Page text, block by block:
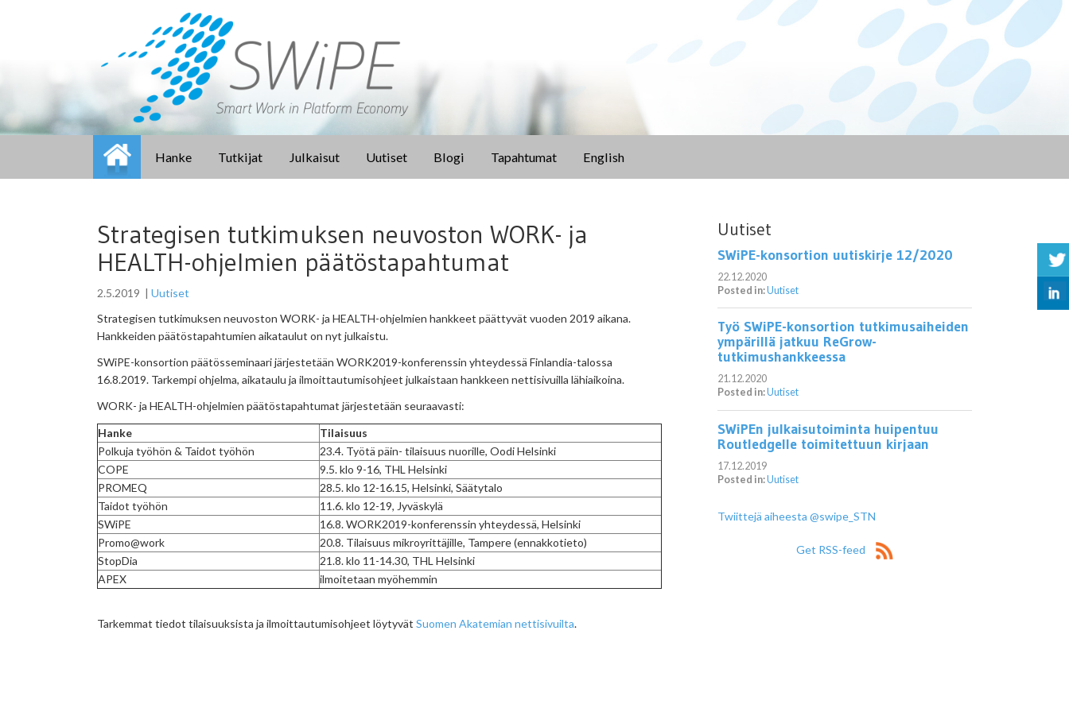
Hanke Tutkijat Julkaisut Uutiset Blogi Tapahtumat English
Strategisen tutkimuksen neuvoston WORK- ja
HEALTH-ohjelmien päätöstapahtumat
2.5.2019 | Uutiset
Strategisen tutkimuksen neuvoston WORK- ja HEALTH-ohjelmien hankkeet päättyvät vuoden 2019 aikana.
Hankkeiden päätöstapahtumien aikataulut on nyt julkaistu.
SWiPE-konsortion päätösseminaari järjestetään WORK2019-konferenssin yhteydessä Finlandia-talossa
16.8.2019. Tarkempi ohjelma, aikataulu ja ilmoittautumisohjeet julkaistaan hankkeen nettisivuilla lähiaikoina.
WORK- ja HEALTH-ohjelmien päätöstapahtumat järjestetään seuraavasti:
Hanke
Tilaisuus
Polkuja työhön & Taidot työhön
23.4. Työtä päin- tilaisuus nuorille, Oodi Helsinki
COPE
9.5. klo 9-16, THL Helsinki
PROMEQ
28.5. klo 12-16.15, Helsinki, Säätytalo
Taidot työhön
11.6. klo 12-19, Jyväskylä
SWiPE
16.8. WORK2019-konferenssin yhteydessä, Helsinki
Promo@work
20.8. Tilaisuus mikroyrittäjille, Tampere (ennakkotieto)
StopDia
21.8. klo 11-14.30, THL Helsinki
APEX
ilmoitetaan myöhemmin
Tarkemmat tiedot tilaisuuksista ja ilmoittautumisohjeet löytyvät Suomen Akatemian nettisivuilta.
Uutiset
SWiPE-konsortion uutiskirje 12/2020
22.12.2020
Posted in:Uutiset
Työ SWiPE-konsortion tutkimusaiheiden
ympärillä jatkuu ReGrow-
tutkimushankkeessa
21.12.2020
Posted in:Uutiset
SWiPEn julkaisutoiminta huipentuu
Routledgelle toimitettuun kirjaan
17.12.2019
Posted in:Uutiset
Twiittejä aiheesta @swipe_STN
Get RSS-feed